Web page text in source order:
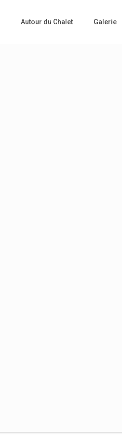
Autour du Chalet Galerie